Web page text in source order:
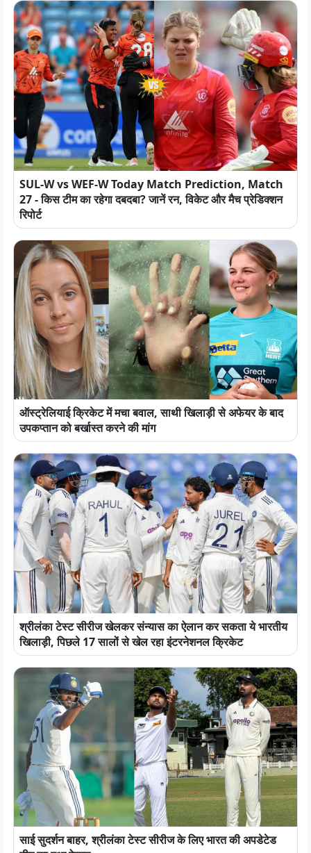
SUL-W vs WEF-W Today Match Prediction, Match
27 - किस टीम का रहेगा दबदबा? जानें रन, विकेट और मैच प्रेडिक्शन
रिपोर्ट
ऑस्ट्रेलियाई क्रिकेट में मचा बवाल, साथी खिलाड़ी से अफेयर के बाद
उपकप्तान को बर्खास्त करने की मांग
श्रीलंका टेस्ट सीरीज खेलकर संन्यास का ऐलान कर सकता ये भारतीय
खिलाड़ी, पिछले 17 सालों से खेल रहा इंटरनेशनल क्रिकेट
साई सुदर्शन बाहर, श्रीलंका टेस्ट सीरीज के लिए भारत की अपडेटेड